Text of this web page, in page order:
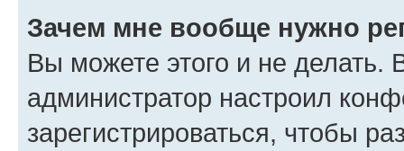
Зачем мне вообще нужно
Вы можете этого и не делать.
администратор настроил
зарегистрироваться, чтобы